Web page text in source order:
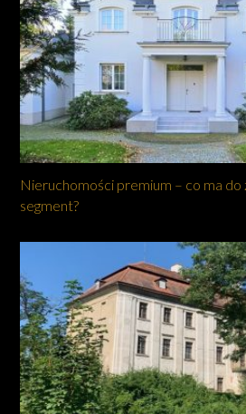
Nieruchomości premium – co ma
segment?